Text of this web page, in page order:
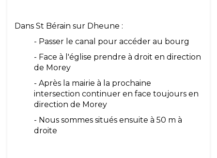
Dans St Bérain sur Dheune :
- Passer le canal pour accéder au bourg
- Face à l'église prendre à droit en direction
de Morey
- Après la mairie à la prochaine
intersection continuer en face toujours en
direction de Morey
- Nous sommes situés ensuite à 50 m à
droite